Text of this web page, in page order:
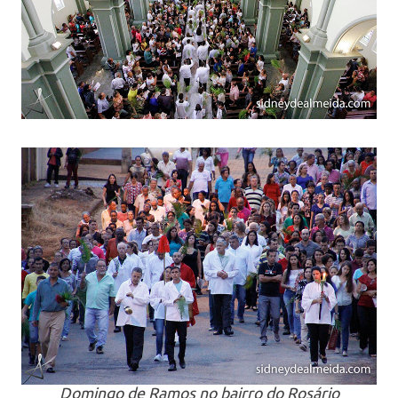
Domingo de Ramos no bairro do Rosário